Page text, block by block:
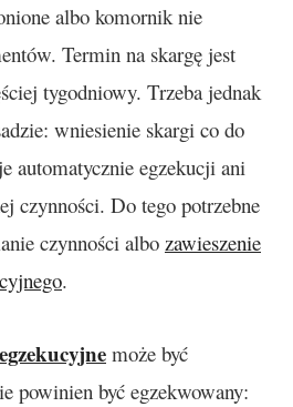
albo komornik nie
Termin na skargę jest
tygodniowy. Trzeba jednak
wniesienie skargi co do
automatycznie egzekucji ani
czynności. Do tego potrzebne
czynności albo zawieszenie
.
może być
powinien być egzekwowany: